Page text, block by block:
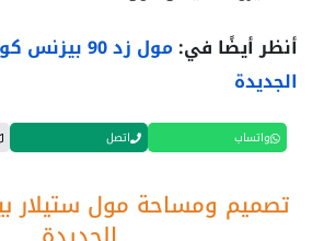
أنظر أيضًا في:
مول زد 90
الجديدة
واتساب اتصل
تصميم ومساحة مول ستيلار